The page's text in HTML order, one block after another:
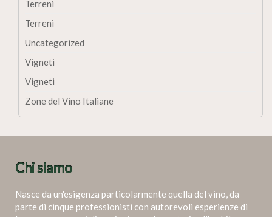
Terreni
Terreni
Uncategorized
Vigneti
Vigneti
Zone del Vino Italiane
Chi siamo
Nasce da un'esigenza particolarmente quella del vino, da
parte di cinque professionisti con autorevoli esperienze di